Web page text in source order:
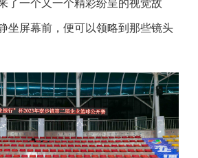
了一个又一个精彩纷呈的视觉故
坐屏幕前，便可以领略到那些镜头